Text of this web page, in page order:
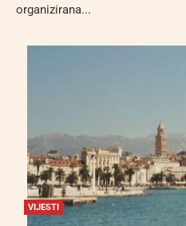
organizirana...
VIJESTI